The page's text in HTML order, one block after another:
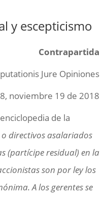
y escepticismo
Contrapartida
Jure Opiniones
noviembre 19 de 2018
de la
o directivos asalariados
(partícipe residual) en la
son por ley los
A los gerentes se